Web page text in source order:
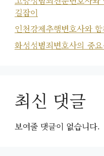
길잡이
인천강제추행변호사와
화성성범죄변호사의 중
최신 댓글
보여줄 댓글이 없습니다.